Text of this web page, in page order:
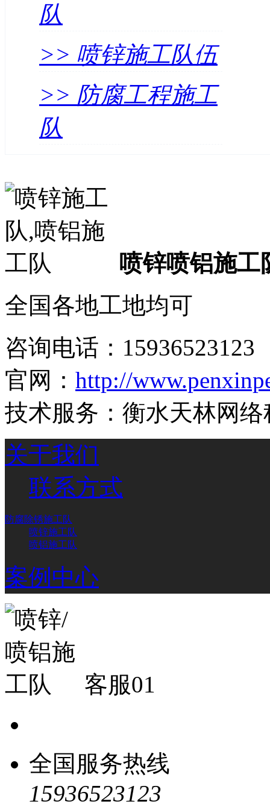
队
>> 喷锌施工队伍
>> 防腐工程施工
队
喷锌喷铝施工
全国各地工地均可
咨询电话： 15936523123
官网： http://
技术服务：衡水天林网络
关于我们
联系方式
防腐除锈施工队
喷锌施工队
喷铝施工队
案例中心
客服01
全国服务热线
15936523123